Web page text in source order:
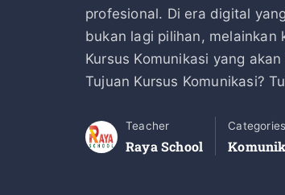
profesional. Di era digital
bukan lagi pilihan,
Kursus Komunikasi yang
Tujuan Kursus Komunikasi?
Teacher
Raya School
Categories